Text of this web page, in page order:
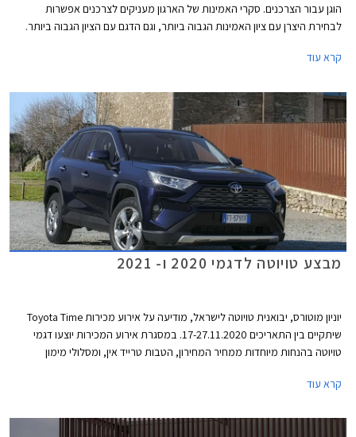
הוגן עבור הצרכנים. סקרי האמינות של הארגון מעניקים לצרכנים אפשרות
לבחירת היצרן עם ציון האמינות הגבוה ביותר, וגם הדגם עם הציון הגבוה ביותר.
עבורכם את הדגמים שקיבלו את הציון הגבוה ביותר ונמכרים גם בישראל.
קרא עוד
מבצע טויוטה לדגמי 2020 ו- 2021
יוניון מוטורס, יבואנית טויוטה לישראל, מודיעה על אירוע מכירות Toyota Time
שיתקיים בין התאריכים 17-27.11.2020. במסגרת אירוע המכירות יוצעו דגמי
טויוטה בהנחות מיוחדות ממחיר המחירון, הטבות טרייד אין, ומסלולי מימון
של טויוטה ולשריין רכב באמצעות תשלום מקדמה בסך 2,000 ₪.
קרא עוד